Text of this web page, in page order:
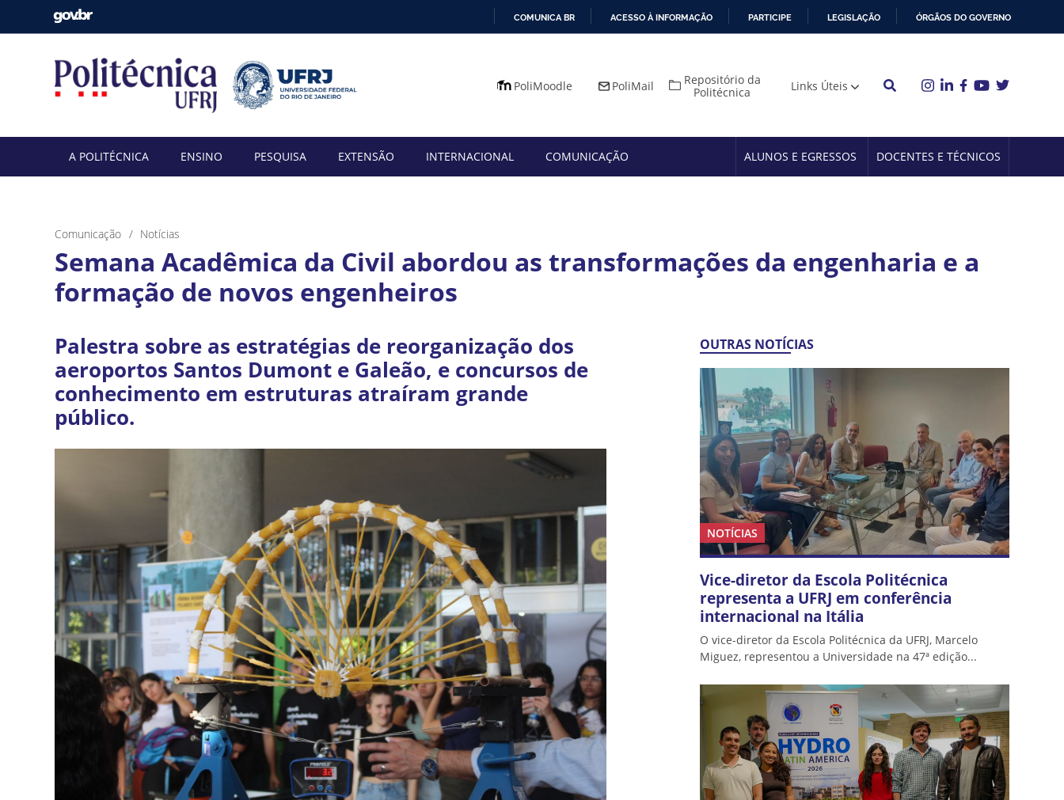
O
COMUNICA BR ACESSO À INFORMAÇÃO PARTICIPE LEGISLAÇÃO ÓRGÃOS DO GOVERNO
PoliMoodle PoliMail
Repositório da
Politécnica
Links Úteis
A POLITÉCNICA ENSINO PESQUISA EXTENSÃO INTERNACIONAL COMUNICAÇÃO ALUNOS E EGRESSOS DOCENTES E TÉCNICOS
Comunicação Notícias
Semana Acadêmica da Civil abordou as transformações da engenharia e a
formação de novos engenheiros
Palestra sobre as estratégias de reorganização dos
aeroportos Santos Dumont e Galeão, e concursos de
conhecimento em estruturas atraíram grande
público.
OUTRAS NOTÍCIAS
NOTÍCIAS
Vice-diretor da Escola Politécnica
representa a UFRJ em conferência
internacional na Itália
O vice-diretor da Escola Politécnica da UFRJ, Marcelo
Miguez, representou a Universidade na 47ª edição...